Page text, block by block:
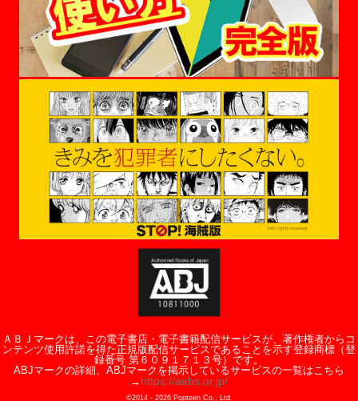
ＡＢＪマークは、この電子書店・電子書籍配信サービスが、著作権者からコ
ンテンツ使用許諾を得た正規版配信サービスであることを示す登録商標（登
録番号 第６０９１７１３号）です。
ABJマークの詳細、ABJマークを掲示しているサービスの一覧はこちら
→ https://aebs.or.jp/
©2014 - 2026Popteen Co., Ltd.